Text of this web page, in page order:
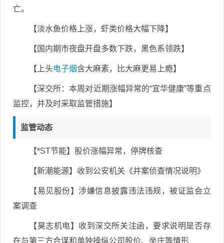
亡。
【淡水鱼价格上涨，虾类价格大幅下降】
【国内期市夜盘开盘多数下跌，黑色系领跌】
【上头电子烟含大麻素，比大麻更易上瘾】
【深交所：本周对近期涨幅异常的“宜华健康”等重点
监控，并及时采取监管措施】
监管动态
【*ST节能】股价涨幅异常，停牌核查
【新潮能源】收到公安机关《并案侦查情况说明》
【易见股份】涉嫌信息披露违法违规，被证监会立
案调查
【昊志机电】收到深交所关注函，要求说明是否存
在与第三方合谋和单独操纵公司股价、坐庄等情形